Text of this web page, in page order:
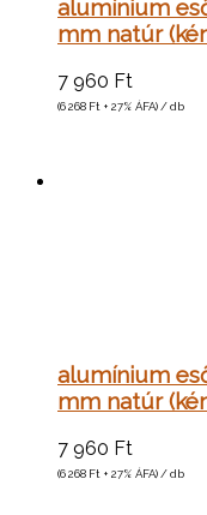
alumínium
mm natúr
7 960 Ft
(6 268 Ft + 27% ÁFA) / db
alumínium
mm natúr
7 960 Ft
(6 268 Ft + 27% ÁFA) / db